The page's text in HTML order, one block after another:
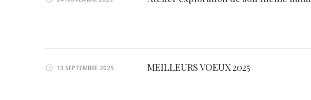
13 SEPTEMBRE 2025 MEILLEURS VOEUX 2025